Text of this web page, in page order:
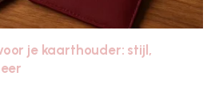
je kaarthouder: stijl,